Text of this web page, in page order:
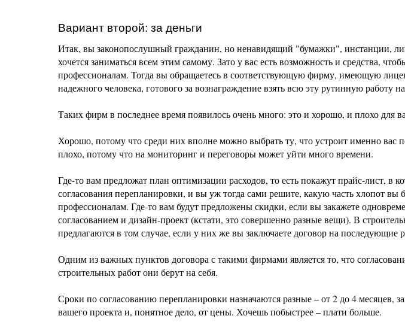
Вариант второй: за деньги
Итак, вы законопослушный гражданин, но ненавидящий "бумажки", инстанции,
хочется заниматься всем этим самому. Зато у вас есть возможность и средства,
профессионалам. Тогда вы обращаетесь в соответствующую фирму, имеющую
надежного человека, готового за вознаграждение взять всю эту рутинную работу
Таких фирм в последнее время появилось очень много: это и хорошо, и плохо для
Хорошо, потому что среди них вполне можно выбрать ту, что устроит именно вас
плохо, потому что на мониторинг и переговоры может уйти много времени.
Где-то вам предложат план оптимизации расходов, то есть покажут прайс-лист, в
согласования перепланировки, и вы уж тогда сами решите, какую часть хлопот вы
профессионалам. Где-то вам будут предложены скидки, если вы закажете
согласованием и дизайн-проект (кстати, это совершенно разные вещи). В
предлагаются в том случае, если у них же вы заключаете договор на последующие
Одним из важных пунктов договора с такими фирмами является то, что
строительных работ они берут на себя.
Сроки по согласованию перепланировки назначаются разные – от 2 до 4 месяцев,
вашего проекта и, понятное дело, от цены. Хочешь побыстрее – плати больше.